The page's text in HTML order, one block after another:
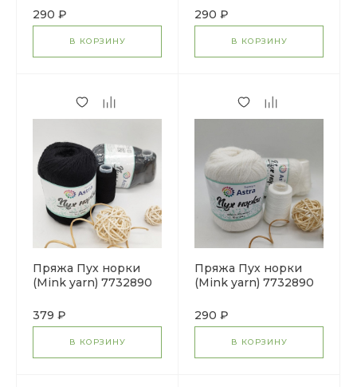
290 ₽
В КОРЗИНУ
290 ₽
В КОРЗИНУ
Пряжа Пух норки
(Mink yarn) 7732890
379 ₽
В КОРЗИНУ
Пряжа Пух норки
(Mink yarn) 7732890
290 ₽
В КОРЗИНУ